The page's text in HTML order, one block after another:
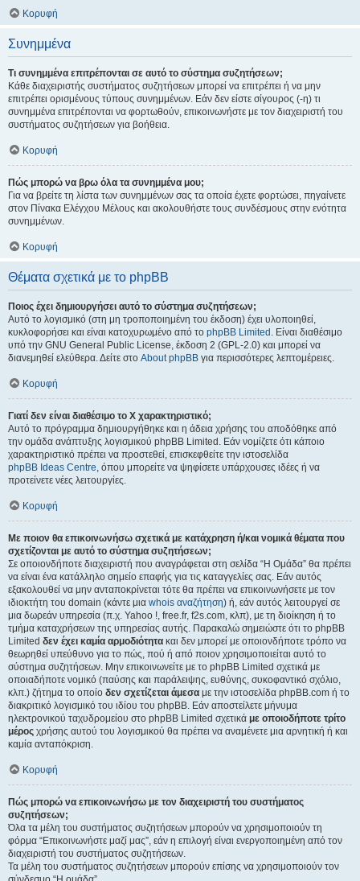
Κορυφή
Συνημμένα
Τι συνημμένα επιτρέπονται σε αυτό το σύστημα συζητήσεων;
Κάθε διαχειριστής συστήματος συζητήσεων μπορεί να επιτρέπει ή να μην
επιτρέπει ορισμένους τύπους συνημμένων. Εάν δεν είστε σίγουρος (-η) τι
συνημμένα επιτρέπονται να φορτωθούν, επικοινωνήστε με τον διαχειριστή του
συστήματος συζητήσεων για βοήθεια.
Κορυφή
Πώς μπορώ να βρω όλα τα συνημμένα μου;
Για να βρείτε τη λίστα των συνημμένων σας τα οποία έχετε φορτώσει, πηγαίνετε
στον Πίνακα Ελέγχου Μέλους και ακολουθήστε τους συνδέσμους στην ενότητα
συνημμένων.
Κορυφή
Θέματα σχετικά με το phpBB
Ποιος έχει δημιουργήσει αυτό το σύστημα συζητήσεων;
Αυτό το λογισμικό (στη μη τροποποιημένη του έκδοση) έχει υλοποιηθεί,
κυκλοφορήσει και είναι κατοχυρωμένο από το phpBB Limited . Είναι διαθέσιμο
υπό την GNU General Public License, έκδοση 2 (GPL-2.0) και μπορεί να
διανεμηθεί ελεύθερα. Δείτε στο About phpBB για περισσότερες λεπτομέρειες.
Κορυφή
Γιατί δεν είναι διαθέσιμο το Χ χαρακτηριστικό;
Αυτό το πρόγραμμα δημιουργήθηκε και η άδεια χρήσης του αποδόθηκε από
την ομάδα ανάπτυξης λογισμικού phpBB Limited. Εάν νομίζετε ότι κάποιο
χαρακτηριστικό πρέπει να προστεθεί, επισκεφθείτε την ιστοσελίδα
phpBB Ideas Centre, όπου μπορείτε να ψηφίσετε υπάρχουσες ιδέες ή να
προτείνετε νέες λειτουργίες.
Κορυφή
Με ποιον θα επικοινωνήσω σχετικά με κατάχρηση ή/και νομικά θέματα που
σχετίζονται με αυτό το σύστημα συζητήσεων;
Σε οποιονδήποτε διαχειριστή που αναγράφεται στη σελίδα “Η Ομάδα” θα πρέπει
να είναι ένα κατάλληλο σημείο επαφής για τις καταγγελίες σας. Εάν αυτός
εξακολουθεί να μην ανταποκρίνεται τότε θα πρέπει να επικοινωνήσετε με τον
ιδιοκτήτη του domain (κάντε μια whois αναζήτηση) ή, εάν αυτός λειτουργεί σε
μια δωρεάν υπηρεσία (π.χ. Yahoo !, free.fr, f2s.com, κλπ), με τη διοίκηση ή το
τμήμα καταχρήσεων της υπηρεσίας αυτής. Παρακαλώ σημειώστε ότι το phpBB
Limited δεν έχει καμία αρμοδιότητα και δεν μπορεί με οποιονδήποτε τρόπο να
θεωρηθεί υπεύθυνο για το πώς, πού ή από ποιον χρησιμοποιείται αυτό το
σύστημα συζητήσεων. Μην επικοινωνείτε με το phpBB Limited σχετικά με
οποιαδήποτε νομικό (παύσης και παράλειψης, ευθύνης, συκοφαντικό σχόλιο,
κλπ.) ζήτημα το οποίο δεν σχετίζεται άμεσα με την ιστοσελίδα phpBB.com ή το
διακριτικό λογισμικό του ιδίου του phpBB. Εάν αποστείλετε μήνυμα
ηλεκτρονικού ταχυδρομείου στο phpBB Limited σχετικά με οποιοδήποτε τρίτο
μέρος χρήσης αυτού του λογισμικού θα πρέπει να αναμένετε μια αρνητική ή και
καμία ανταπόκριση.
Κορυφή
Πώς μπορώ να επικοινωνήσω με τον διαχειριστή του συστήματος
συζητήσεων;
Όλα τα μέλη του συστήματος συζητήσεων μπορούν να χρησιμοποιούν τη
φόρμα “Επικοινωνήστε μαζί μας”, εάν η επιλογή είναι ενεργοποιημένη από τον
διαχειριστή του συστήματος συζητήσεων.
Τα μέλη του συστήματος συζητήσεων μπορούν επίσης να χρησιμοποιούν τον